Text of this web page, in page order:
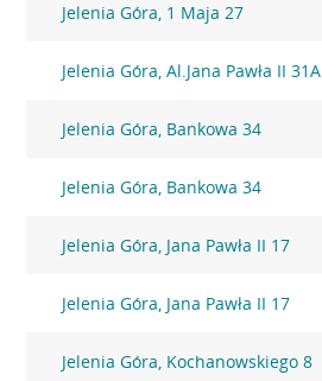
Jelenia Góra, 1 Maja 27
Jelenia Góra, Al.Jana Pawła II 31A
Jelenia Góra, Bankowa 34
Jelenia Góra, Bankowa 34
Jelenia Góra, Jana Pawła II 17
Jelenia Góra, Jana Pawła II 17
Jelenia Góra, Kochanowskiego 8